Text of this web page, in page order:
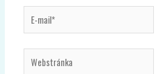
mail*
Webstránka